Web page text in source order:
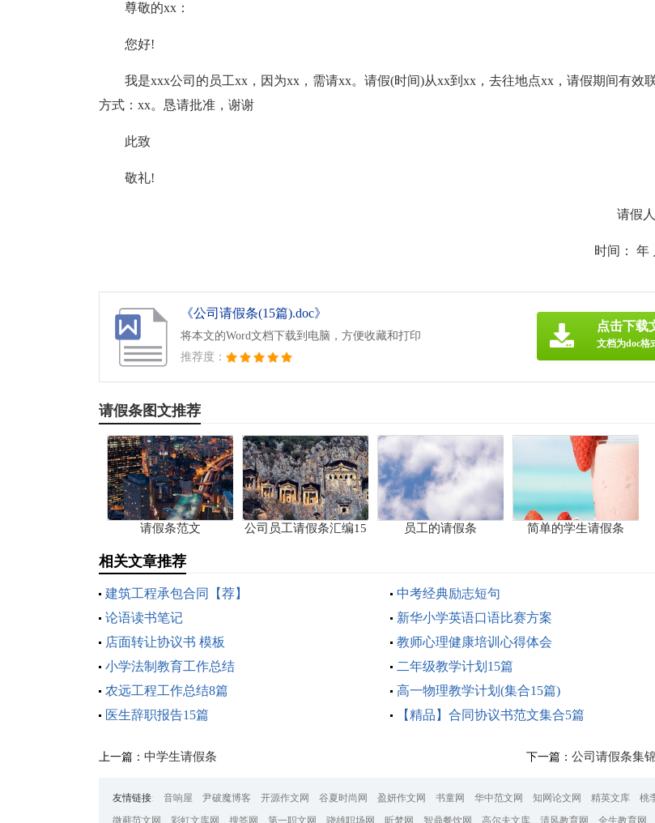
尊敬的xx：
您好!
我是xxx公司的员工xx，因为xx，需请xx。请假(时间)从xx到xx，去往地点xx，请假期间有效
方式：xx。恳请批准，谢谢
此致
敬礼!
请假人
时间： 年
《公司请假条(15篇).doc》
将本文的Word文档下载到电脑，方便收藏和打印
推荐度：
点击下载
文档为doc格
请假条图文推荐
请假条范文
公司员工请假条汇编15
员工的请假条 简单的学生请假条
相关文章推荐
建筑工程承包合同【荐】
中考经典励志短句
论语读书笔记
新华小学英语口语比赛方案
店面转让协议书 模板
教师心理健康培训心得体会
小学法制教育工作总结
二年级教学计划15篇
农远工程工作总结8篇
高一物理教学计划(集合15篇)
医生辞职报告15篇
【精品】合同协议书范文集合5篇
上一篇： 中学生请假条 下一篇： 公司请假条集
友情链接: 音响屋 尹破魔博客 开源作文网 谷夏时尚网 盈妍作文网 书童网 华中范文网 知网论文网 精英文库 桃
微蕲范文网
彩虹文库网 搜答网 第一职文网 骁雄职场网 昕梦网 智鼎餐饮网 高尔夫文库 清风教育网 全生教育网